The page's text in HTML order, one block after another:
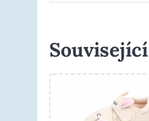
Související